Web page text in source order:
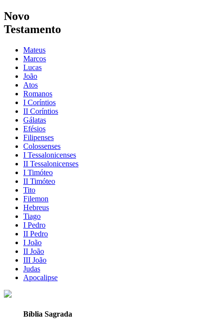
Novo
Testamento
Mateus
Marcos
Lucas
João
Atos
Romanos
I Coríntios
II Coríntios
Gálatas
Efésios
Filipenses
Colossenses
I Tessalonicenses
II Tessalonicenses
I Timóteo
II Timóteo
Tito
Filemon
Hebreus
Tiago
I Pedro
II Pedro
I João
II João
III João
Judas
Apocalipse
Bíblia Sagrada